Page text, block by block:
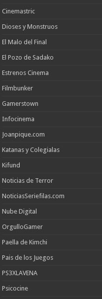
Cinemastric
Dioses y Monstruos
El Malo del Final
El Pozo de Sadako
Estrenos Cinema
Filmbunker
Gamerstown
Infocinema
Joanpique.com
Katanas y Colegialas
Kifund
Noticias de Terror
NoticiasSeriefilas.com
Nube Digital
OrgulloGamer
Paella de Kimchi
Pais de los Juegos
PS3XLAVENA
Psicocine